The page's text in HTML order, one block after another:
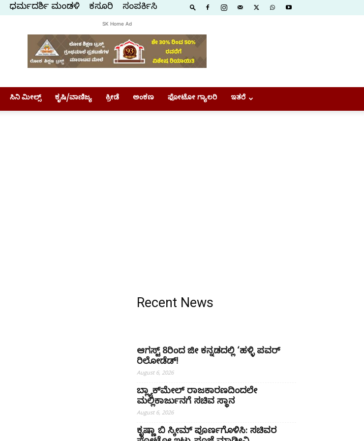
ಧರ್ಮದರ್ಶಿ ಮಂಡಳಿ ಕಸ್ತೂರಿ ಸಂಪರ್ಕಿಸಿ
SK Home Ad
ಸಿನಿ ಮೀಲ್ಸ್ ಕೃಷಿ/ವಾಣಿಜ್ಯ ಕ್ರೀಡೆ ಅಂಕಣ ಫೋಟೋ ಗ್ಯಾಲರಿ ಇತರೆ
Recent News
ಆಗಸ್ಟ್ 8ರಿಂದ ಜೀ ಕನ್ನಡದಲ್ಲಿ ‘ಹಳ್ಳಿ ಪವರ್
ರಿಲೋಡೆಡ್!
August 6, 2026
ಬ್ಲ್ಯಾಕ್‌ಮೇಲ್ ರಾಜಕಾರಣದಿಂದಲೇ
ಮಲ್ಲಿಕಾರ್ಜುನಗೆ ಸಚಿವ ಸ್ಥಾನ
August 6, 2026
ಕೃಷ್ಣಾ ಬಿ ಸ್ಕೀಮ್ ಪೂರ್ಣಗೊಳಿಸಿ: ಸಚಿವರ